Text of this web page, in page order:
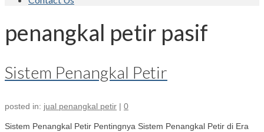
penangkal petir pasif
Sistem Penangkal Petir
posted in: jual penangkal petir | 0
Sistem Penangkal Petir Pentingnya Sistem Penangkal Petir di Era